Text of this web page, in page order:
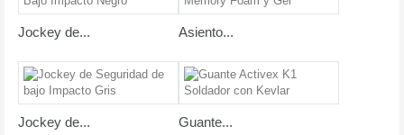
Jockey de... Asiento...
Jockey de... Guante...